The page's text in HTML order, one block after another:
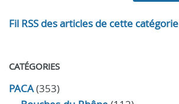
Fil RSS des articles de cette catégorie
CATÉGORIES
PACA(353)